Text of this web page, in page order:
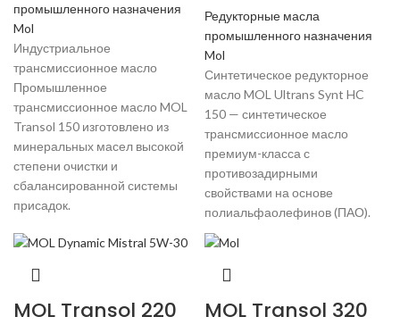
промышленного назначения
Mol
Индустриальное
трансмиссионное масло
Промышленное
трансмиссионное масло MOL
Transol 150 изготовлено из
минеральных масел высокой
степени очистки и
сбалансированной системы
присадок.
Редукторные масла
промышленного назначения
Mol
Синтетическое редукторное
масло MOL Ultrans Synt HC
150 — синтетическое
трансмиссионное масло
премиум-класса с
противозадирными
свойствами на основе
полиальфаолефинов (ПАО).
MOL Transol 220 MOL Transol 320